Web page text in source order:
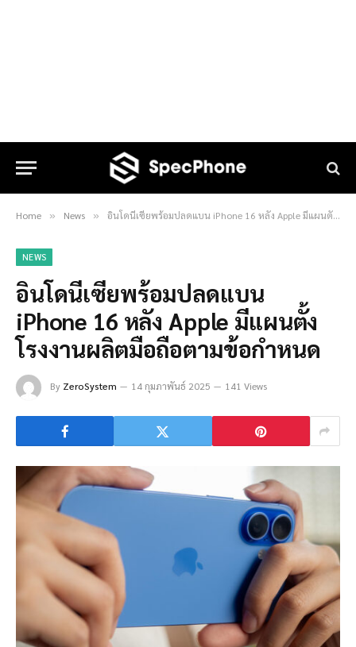
Home » News » อินโดนีเซียพร้อมปลดแบน iPhone 16 หลัง Apple มีแผนตั้งโรงงานผลิตมือถือตามข้อกำหนด
NEWS
อินโดนีเซียพร้อมปลดแบน
iPhone 16 หลัง Apple มีแผนตั้ง
โรงงานผลิตมือถือตามข้อกำหนด
By ZeroSystem 14 กุมภาพันธ์ 2025 141 Views